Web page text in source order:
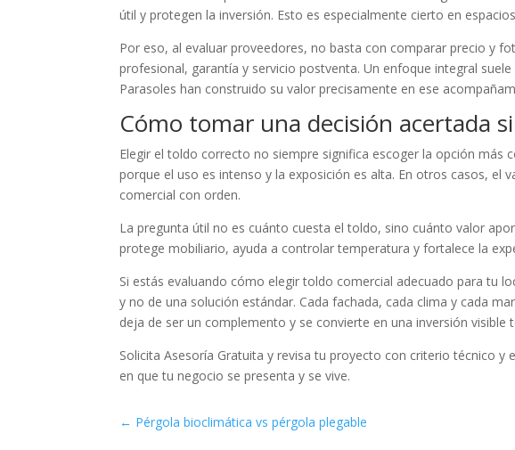
útil y protegen la inversión. Esto es especialmente cierto en
Por eso, al evaluar proveedores, no basta con comparar precio y
profesional, garantía y servicio postventa. Un enfoque integral
Parasoles han construido su valor precisamente en ese
Cómo tomar una decisión acertada
Elegir el toldo correcto no siempre significa escoger la opción más
porque el uso es intenso y la exposición es alta. En otros casos,
comercial con orden.
La pregunta útil no es cuánto cuesta el toldo, sino cuánto valor
protege mobiliario, ayuda a controlar temperatura y fortalece la
Si estás evaluando cómo elegir toldo comercial adecuado para tu
y no de una solución estándar. Cada fachada, cada clima y cada
deja de ser un complemento y se convierte en una inversión visible
Solicita Asesoría Gratuita y revisa tu proyecto con criterio técnico
en que tu negocio se presenta y se vive.
← Pérgola bioclimática vs pérgola plegable